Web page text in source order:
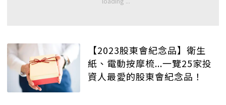
【2023股東會紀念品】衛生
紙、電動按摩梳...一覽25家投
資人最愛的股東會紀念品！